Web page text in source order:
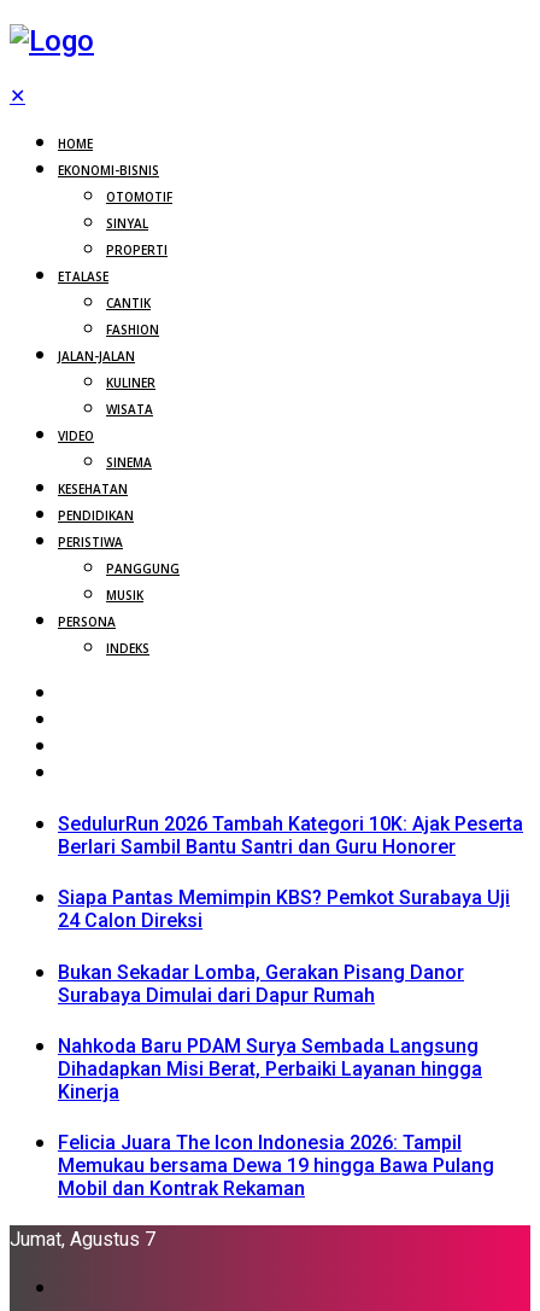
✕
HOME
EKONOMI-BISNIS
OTOMOTIF
SINYAL
PROPERTI
ETALASE
CANTIK
FASHION
JALAN-JALAN
KULINER
WISATA
VIDEO
SINEMA
KESEHATAN
PENDIDIKAN
PERISTIWA
PANGGUNG
MUSIK
PERSONA
INDEKS
SedulurRun 2026 Tambah Kategori 10K: Ajak Peserta
Berlari Sambil Bantu Santri dan Guru Honorer
Siapa Pantas Memimpin KBS? Pemkot Surabaya Uji
24 Calon Direksi
Bukan Sekadar Lomba, Gerakan Pisang Danor
Surabaya Dimulai dari Dapur Rumah
Nahkoda Baru PDAM Surya Sembada Langsung
Dihadapkan Misi Berat, Perbaiki Layanan hingga
Kinerja
Felicia Juara The Icon Indonesia 2026: Tampil
Memukau bersama Dewa 19 hingga Bawa Pulang
Mobil dan Kontrak Rekaman
Jumat, Agustus 7